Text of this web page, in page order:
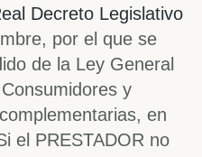
Decreto Legislativo
por el que se
de la Ley General
y
en
el PRESTADOR no